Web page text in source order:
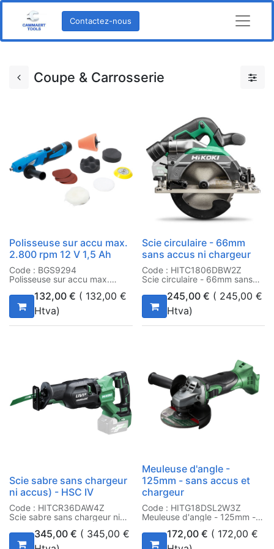
Contactez-nous
Coupe & Carrosserie
Polisseuse sur accu max.
2.800 rpm 12 V 1,5 Ah
Code : BGS9294
Polisseuse sur accu max.
132,00 € ( 132,00 €
Htva)
Scie circulaire - 66mm
sans accus ni chargeur
Code : HITC1806DBW2Z
Scie circulaire - 66mm sans
245,00€ ( 245,00 €
Htva)
Scie sabre sans chargeur
ni accus) - HSC IV
Code : HITCR36DAW4Z
Scie sabre sans chargeur ni
345,00 € ( 345,00 €
Meuleuse d'angle -
125mm - sans accus et
chargeur
Code : HITG18DSL2W3Z
Meuleuse d'angle - 125mm -
172,00€ ( 172,00 €